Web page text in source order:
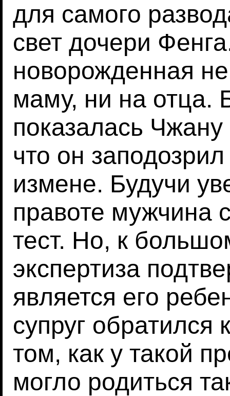
для самого
свет дочери
новорожденная
маму, ни на отца.
показалась
что он
измене. Будучи
правоте мужчина
тест. Но, к
экспертиза
является его
супруг
том, как у такой
могло родиться